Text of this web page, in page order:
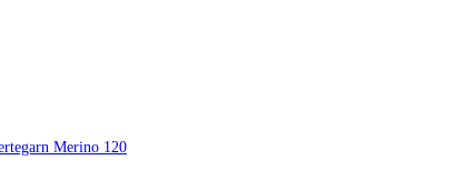
Merino 120